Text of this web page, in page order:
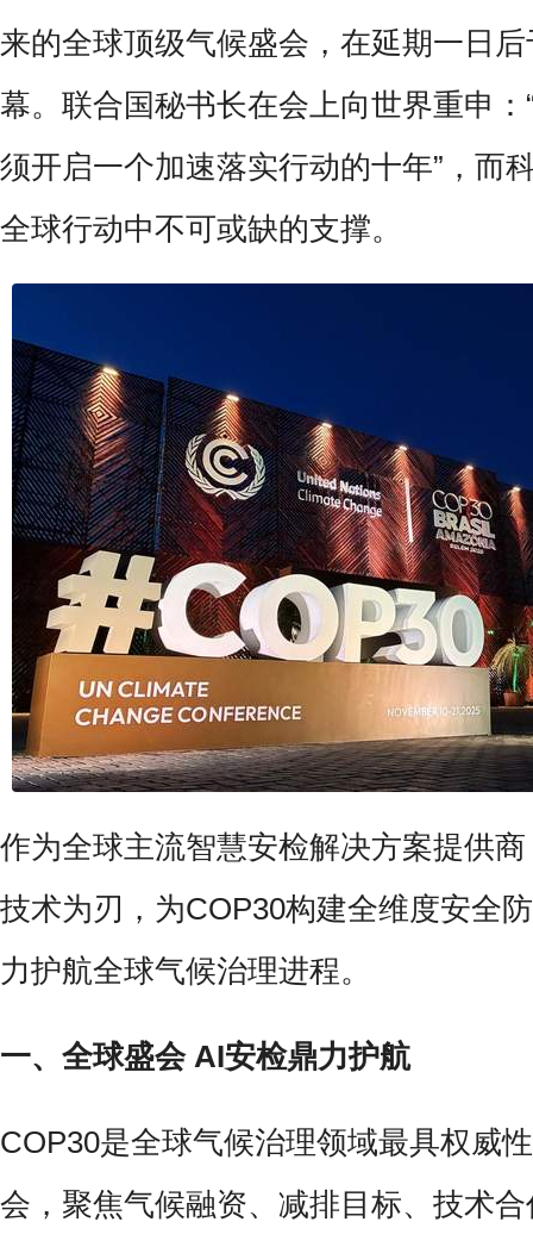
来的全球顶级气候盛会，在延期一日
幕。联合国秘书长在会上向世界重申
须开启一个加速落实行动的十年”，而
全球行动中不可或缺的支撑。
作为全球主流智慧安检解决方案提供
技术为刃，为COP30构建全维度安全
力护航全球气候治理进程。
一、全球盛会 AI安检鼎力护航
COP30是全球气候治理领域最具权威
会，聚焦气候融资、减排目标、技术